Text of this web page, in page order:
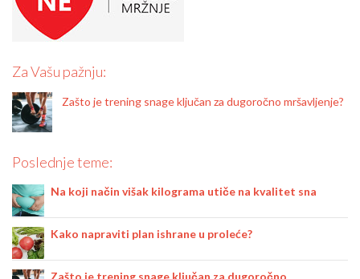
Za Vašu pažnju:
Zašto je trening snage ključan za dugoročno mršavljenje?
Poslednje teme:
Na koji način višak kilograma utiče na kvalitet sna
Kako napraviti plan ishrane u proleće?
Zašto je trening snage ključan za dugoročno